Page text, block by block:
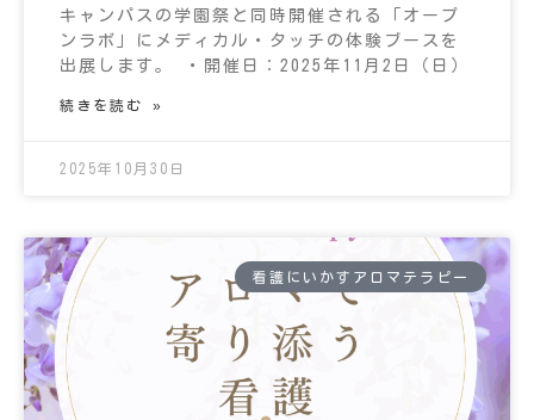
キャンパスの学園祭と同時開催される「オープ
ンラボ」にメディカル・タッチの体験ブースを
出展します。 ・開催日：2025年11月2日（日）
続きを読む »
2025年10月30日
看護にいかすアロマテラピー